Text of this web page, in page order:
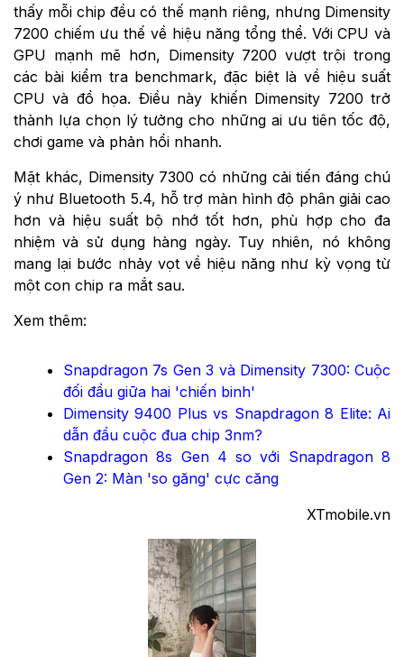
thấy mỗi chip đều có thế mạnh riêng, nhưng Dimensity
7200 chiếm ưu thế về hiệu năng tổng thể. Với CPU và
GPU mạnh mẽ hơn, Dimensity 7200 vượt trội trong
các bài kiểm tra benchmark, đặc biệt là về hiệu suất
CPU và đồ họa. Điều này khiến Dimensity 7200 trở
thành lựa chọn lý tưởng cho những ai ưu tiên tốc độ,
chơi game và phản hồi nhanh.
Mặt khác, Dimensity 7300 có những cải tiến đáng chú
ý như Bluetooth 5.4, hỗ trợ màn hình độ phân giải cao
hơn và hiệu suất bộ nhớ tốt hơn, phù hợp cho đa
nhiệm và sử dụng hàng ngày. Tuy nhiên, nó không
mang lại bước nhảy vọt về hiệu năng như kỳ vọng từ
một con chip ra mắt sau.
Xem thêm:
Snapdragon 7s Gen 3 và Dimensity 7300: Cuộc
đối đầu giữa hai 'chiến binh'
Dimensity 9400 Plus vs Snapdragon 8 Elite: Ai
dẫn đầu cuộc đua chip 3nm?
Snapdragon 8s Gen 4 so với Snapdragon 8
Gen 2: Màn 'so găng' cực căng
XTmobile.vn